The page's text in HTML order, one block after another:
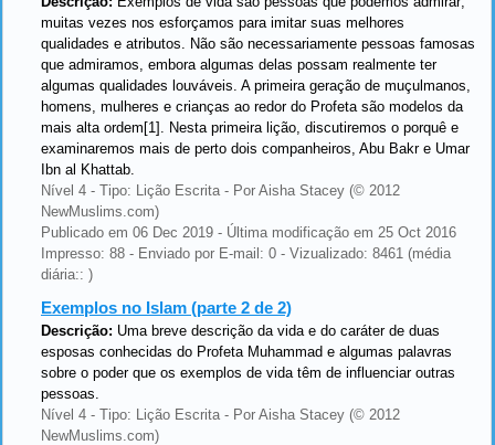
muitas vezes nos esforçamos para imitar suas melhores
qualidades e atributos. Não são necessariamente pessoas famosas
que admiramos, embora algumas delas possam realmente ter
algumas qualidades louváveis. A primeira geração de muçulmanos,
homens, mulheres e crianças ao redor do Profeta são modelos da
mais alta ordem[1]. Nesta primeira lição, discutiremos o porquê e
examinaremos mais de perto dois companheiros, Abu Bakr e Umar
Ibn al Khattab.
Nível 4 - Tipo: Lição Escrita - Por Aisha Stacey (© 2012
NewMuslims.com)
Publicado em 06 Dec 2019 - Última modificação em 25 Oct 2016
Impresso: 88 - Enviado por E-mail: 0 - Vizualizado: 8461 (média
diária:: )
Exemplos no Islam (parte 2 de 2)
Descrição: Uma breve descrição da vida e do caráter de duas
esposas conhecidas do Profeta Muhammad e algumas palavras
sobre o poder que os exemplos de vida têm de influenciar outras
pessoas.
Nível 4 - Tipo: Lição Escrita - Por Aisha Stacey (© 2012
NewMuslims.com)